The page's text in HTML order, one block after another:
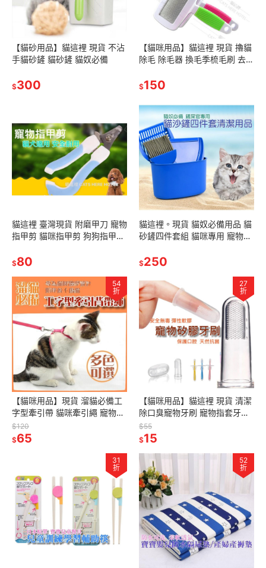
【貓砂用品】貓這裡 現貨 不沾
手貓砂鏟 貓砂鏟 貓奴必備
$300
【貓咪用品】貓這裡 現貨 擼貓
除毛 除毛器 換毛季梳毛刷 去浮
$150
貓這裡 臺灣現貨 附磨甲刀 寵物
指甲剪 貓咪指甲剪 狗狗指甲剪
甲剪 修甲器
$80
貓這裡。現貨 貓奴必備用品 貓
砂鏟四件套組 貓咪專用 寵物清
$250
54
折
【貓咪用品】現貨 溜貓必備工
字型牽引帶 貓咪牽引繩 寵物牽
引帶項圈 防鬆脫
$120
$65
27
折
【貓咪用品】貓這裡 現貨 清潔
除口臭寵物牙刷 寵物指套牙刷
寵物口腔按摩 貓咪刷牙 貓咪牙
刷
$55
$15
31
折
52
折